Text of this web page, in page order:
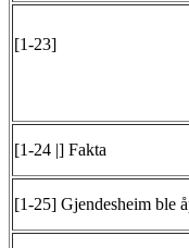
[1-23]
[1-24 |] Fakta
[1-25] Gjendesheim ble